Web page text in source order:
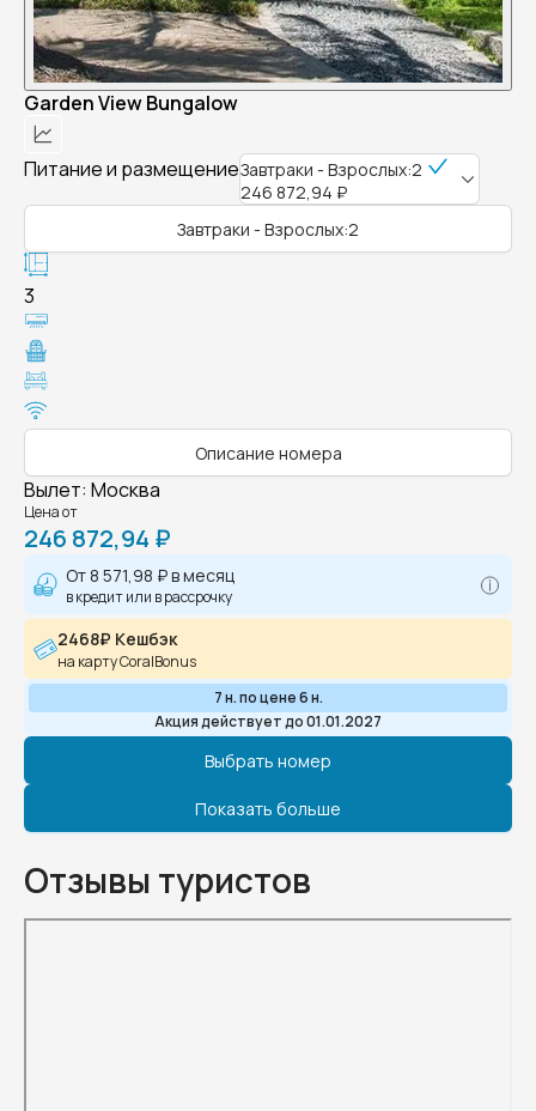
Garden View Bungalow
Питание и размещениеЗавтраки - Взрослых:2
246 872,94 ₽
Завтраки - Взрослых:2
3
Описание номера
Вылет: Москва
Цена от
246 872,94 ₽
От 8 571,98 ₽в месяц
в кредит или в рассрочку
2468₽ Кешбэк
на карту CoralBonus
7 н. по цене 6 н.
Акция действует до 01.01.2027
Выбрать номер
Показать больше
Отзывы туристов